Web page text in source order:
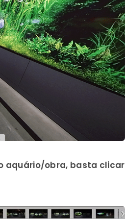
aquário/obra, basta clicar